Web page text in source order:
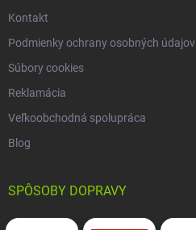
Kontakt
Podmienky ochrany osobných údajov
Súbory cookies
Reklamácia
Veľkoobchodná spolupráca
Blog
SPÔSOBY DOPRAVY